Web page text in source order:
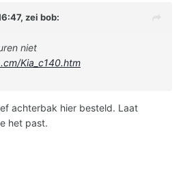
zei bob:
niet
Kia_c140.htm
achterbak hier besteld. Laat
het past.